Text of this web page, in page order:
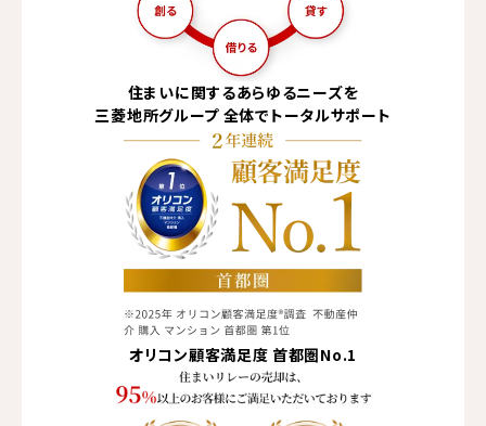
住まいに関するあらゆるニーズを
三菱地所グループ 全体でトータルサポート
オリコン顧客満足度 首都圏No.1